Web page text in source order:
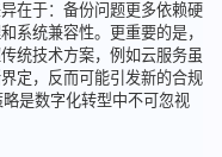
在于：备份问题更多依赖硬
系统兼容性。更重要的是，
统技术方案，例如云服务虽
定，反而可能引发新的合规
略是数字化转型中不可忽视